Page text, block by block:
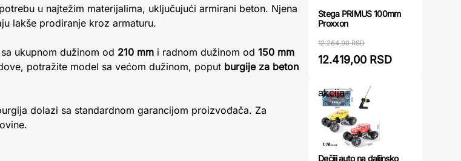
u najtežim materijalima, uključujući armirani beton. Njena
lakše prodiranje kroz armaturu.
ukupnom dužinom od 210 mm i radnom dužinom od 150 mm
potražite model sa većom dužinom, poput burgije za beton
dolazi sa standardnom garancijom proizvođača. Za
Stega PRIMUS 100mm
Proxxon
12.264,00 RSD
12.419,00 RSD
akcija
Dečiji auto na daljinsko